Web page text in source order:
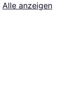
Alle anzeigen